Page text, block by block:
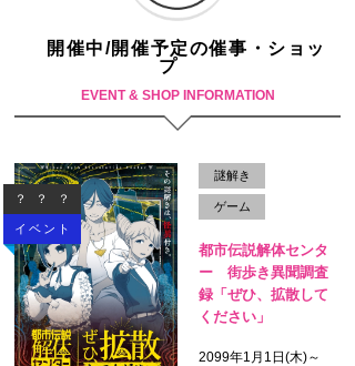
開催中/開催予定の催事・ショッ
プ
EVENT & SHOP INFORMATION
？？？
イベント
謎解き
ゲーム
都市伝説解体センタ
ー 街歩き異聞調査
録「ぜひ、拡散して
ください」
2099年1月1日(木)～